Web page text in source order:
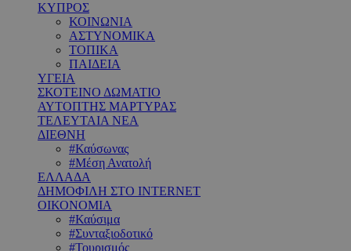
ΚΥΠΡΟΣ
ΚΟΙΝΩΝΙΑ
ΑΣΤΥΝΟΜΙΚΑ
ΤΟΠΙΚΑ
ΠΑΙΔΕΙΑ
ΥΓΕΙΑ
ΣΚΟΤΕΙΝΟ ΔΩΜΑΤΙΟ
ΑΥΤΟΠΤΗΣ ΜΑΡΤΥΡΑΣ
ΤΕΛΕΥΤΑΙΑ ΝΕΑ
ΔΙΕΘΝΗ
#Καύσωνας
#Μέση Ανατολή
ΕΛΛΑΔΑ
ΔΗΜΟΦΙΛΗ ΣΤΟ INTERNET
ΟΙΚΟΝΟΜΙΑ
#Καύσιμα
#Συνταξιοδοτικό
#Τουρισμός